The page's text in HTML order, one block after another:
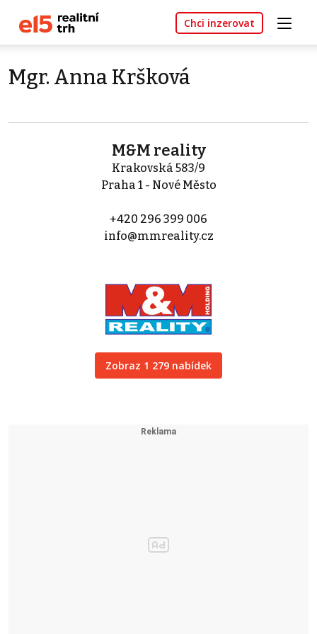
Chci inzerovat
Mgr. Anna Kršková
M&M reality
Krakovská 583/9
Praha 1 - Nové Město
+420 296 399 006
info@mmreality.cz
Zobraz 1 279 nabídek